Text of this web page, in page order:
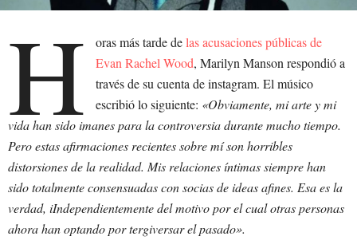
H oras más tarde delas acusaciones públicas de
Evan Rachel Wood, Marilyn Manson respondió a
través de su cuenta de instagram. El músico
escribió lo siguiente: «Obviamente, mi arte y mi
vida han sido imanes para la controversia durante mucho tiempo.
Pero estas afirmaciones recientes sobre mí son horribles
distorsiones de la realidad. Mis relaciones íntimas siempre han
sido totalmente consensuadas con socias de ideas afines. Esa es la
verdad, iIndependientemente del motivo por el cual otras personas
ahora han optando por tergiversar el pasado».